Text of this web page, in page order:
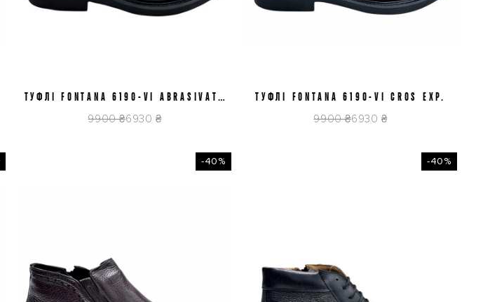
40 41 42 43 44
ТУФЛІ FONTANA 6190-VI ABRASIVATO
9900 ₴6930 ₴
4041424344
ТУФЛІ FONTANA 6190-VI CROS EXP.
9900 ₴6930 ₴
-40% -40%